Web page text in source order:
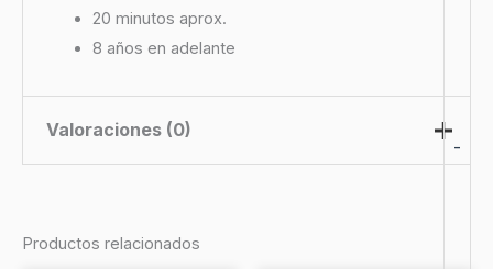
-
20 minutos aprox.
8 años en adelante
Valoraciones (0)
Productos relacionados